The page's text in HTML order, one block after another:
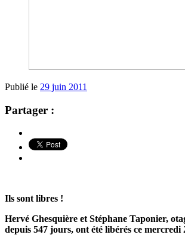
Publié le 29 juin 2011
Partager :
Ils sont libres !
Hervé Ghesquière et Stéphane Taponier,
depuis 547 jours, ont été libérés ce mercredi